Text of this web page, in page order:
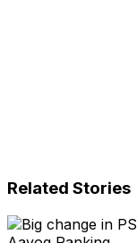
Related Stories